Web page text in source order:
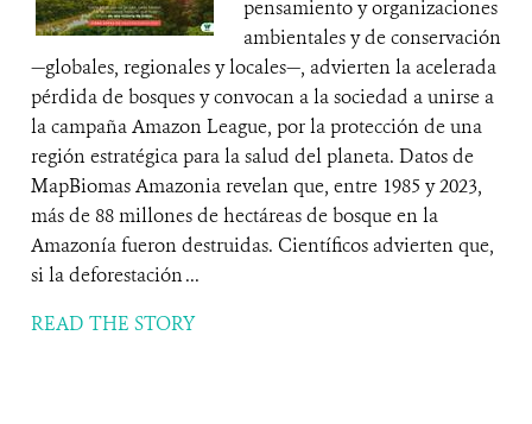
pensamiento y organizaciones
ambientales y de conservación
—globales, regionales y locales—, advierten la acelerada
pérdida de bosques y convocan a la sociedad a unirse a
la campaña Amazon League, por la protección de una
región estratégica para la salud del planeta. Datos de
MapBiomas Amazonia revelan que, entre 1985 y 2023,
más de 88 millones de hectáreas de bosque en la
Amazonía fueron destruidas. Científicos advierten que,
si la deforestación ...
READ THE STORY